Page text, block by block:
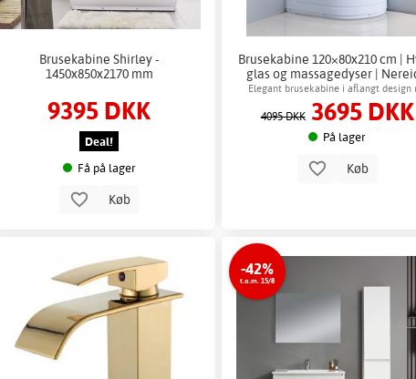
Brusekabine Shirley -
1450x850x2170 mm
9395 DKK
Deal!
Få på lager
Køb
Brusekabine 120×80x210 cm |
glas og massagedyser |
Elegant brusekabine i aflangt design
hvid bagvæg og fuld brusekomfort
4095 DKK 3695 DKK
På lager
Køb
-42%
t.o.m. 15/8